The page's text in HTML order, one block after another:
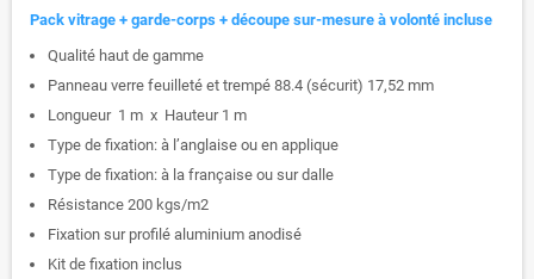
Pack vitrage + garde-corps + découpe sur-mesure à volonté incluse
Qualité haut de gamme
Panneau verre feuilleté et trempé 88.4 (sécurit) 17,52 mm
Longueur 1 m x Hauteur 1 m
Type de fixation: à l’anglaise ou en applique
Type de fixation: à la française ou sur dalle
Résistance 200 kgs/m2
Fixation sur profilé aluminium anodisé
Kit de fixation inclus